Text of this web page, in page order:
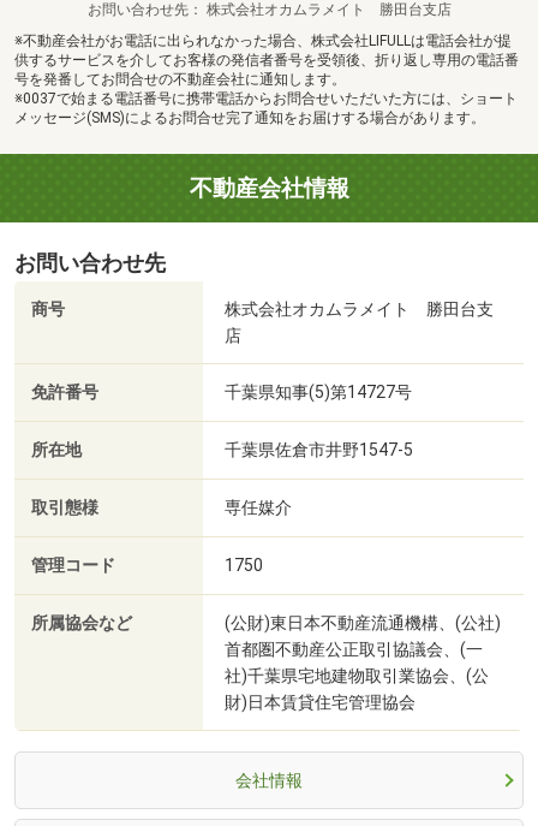
お問い合わせ先
株式会社オカムラメイト 勝田台支店
※不動産会社がお電話に出られなかった場合、株式会社LIFULLは電話会社が提
供するサービスを介してお客様の発信者番号を受領後、折り返し専用の電話番
号を発番してお問合せの不動産会社に通知します。
※0037で始まる電話番号に携帯電話からお問合せいただいた方には、ショート
メッセージ(SMS)によるお問合せ完了通知をお届けする場合があります。
不動産会社情報
お問い合わせ先
商号
株式会社オカムラメイト 勝田台支
店
免許番号 千葉県知事(5)第14727号
所在地 千葉県佐倉市井野1547-5
取引態様 専任媒介
管理コード 1750
所属協会など
(公財)東日本不動産流通機構、(公社)
首都圏不動産公正取引協議会、(一
社)千葉県宅地建物取引業協会、(公
財)日本賃貸住宅管理協会
会社情報